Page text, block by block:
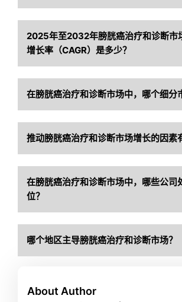
2025年至2032年膀胱癌治疗和诊断市
增长率（CAGR）是多少？
在膀胱癌治疗和诊断市场中，哪个细分
推动膀胱癌治疗和诊断市场增长的因素
在膀胱癌治疗和诊断市场中，哪些公司
位？
哪个地区主导膀胱癌治疗和诊断市场？
About Author